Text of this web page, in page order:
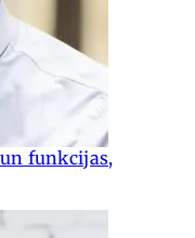
funkcijas,